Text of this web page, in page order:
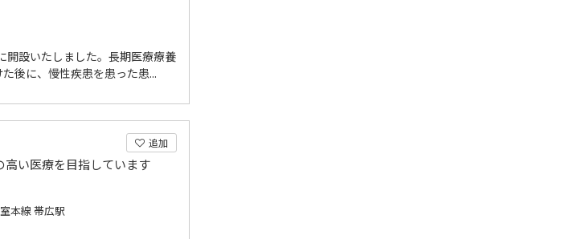
設いたしました。長期医療療養
後に、慢性疾患を患った患...
追加
い医療を目指しています
本線 帯広駅